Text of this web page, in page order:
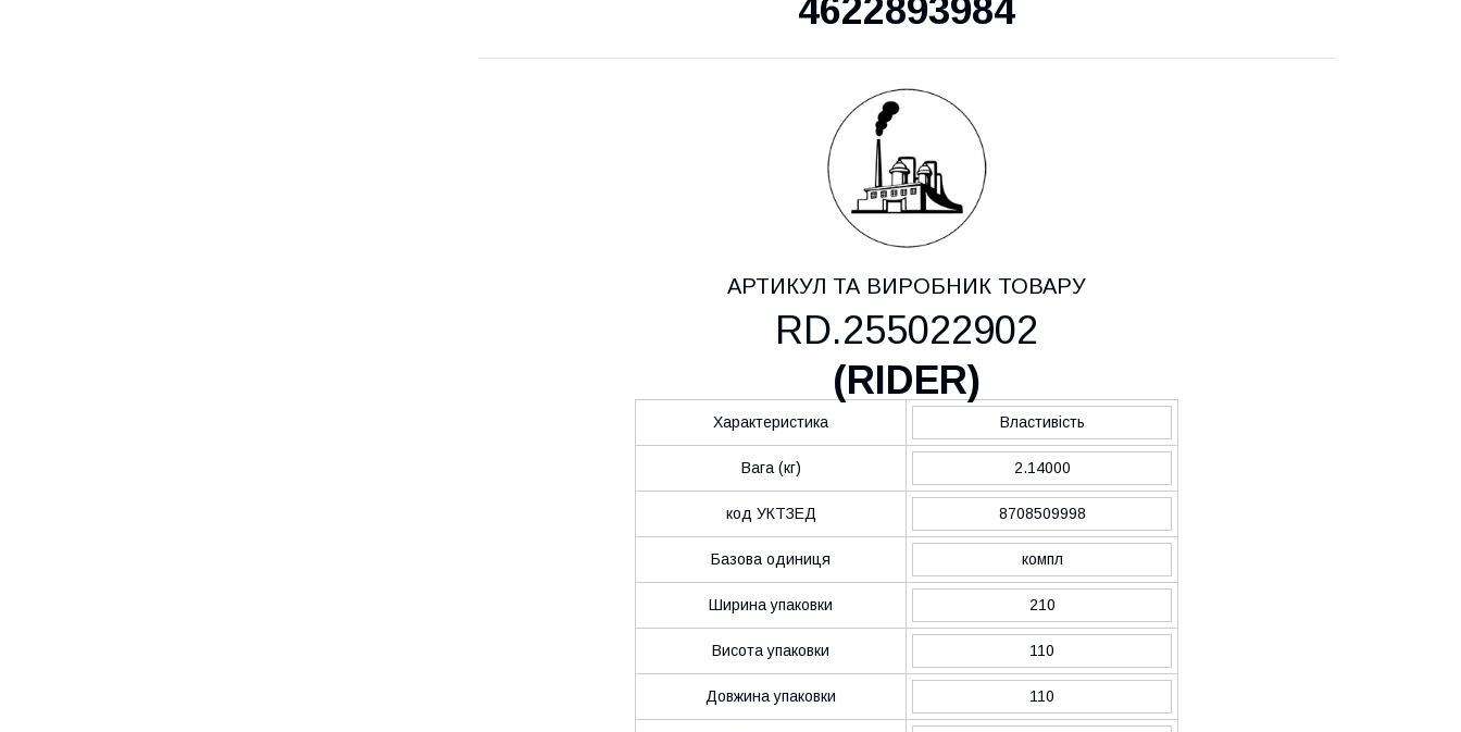
4622893984
АРТИКУЛ ТА ВИРОБНИК ТОВАРУ
RD.255022902
(RIDER)
Характеристика Властивість
Вага (кг) 2.14000
код УКТЗЕД 8708509998
Базова одиниця компл
Ширина упаковки 210
Висота упаковки 110
Довжина упаковки 110